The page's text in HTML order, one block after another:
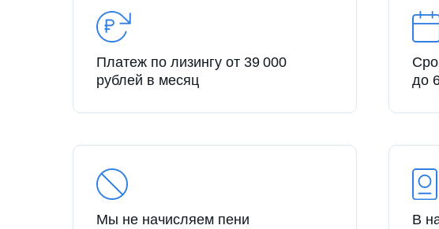
Платеж по лизингу от 39 000
рублей в месяц
до
Мы не начисляем пени
В